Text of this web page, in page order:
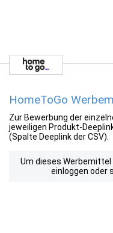
HomeToGo
Zur Bewerbung der
jeweiligen Produkt-
(Spalte Deeplink der CSV).
Um dieses
einloggen oder